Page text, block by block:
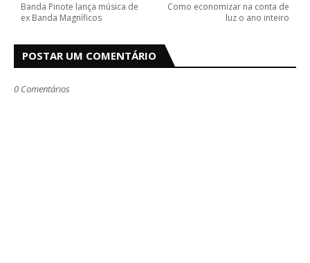
Como economizar na conta de
luz o ano inteiro
Banda Pinote lança música de
ex Banda Magníficos
POSTAR UM COMENTÁRIO
0 Comentários